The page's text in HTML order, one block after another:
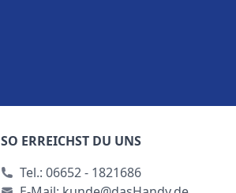
SO ERREICHST DU UNS
Tel.: 06652 - 1821686